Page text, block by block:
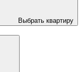
Выбрать квартиру